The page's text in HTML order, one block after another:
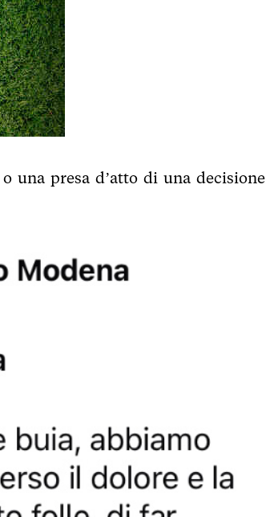
una presa d’atto di una decisione